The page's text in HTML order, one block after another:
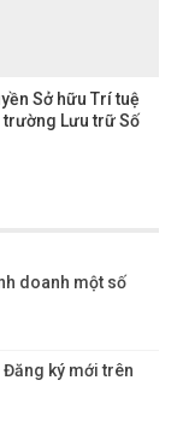
Sở hữu Trí tuệ
Lưu trữ Số
doanh một số
ký mới trên